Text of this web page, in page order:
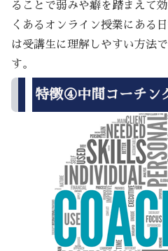
ることで弱みや癖を踏まえて
くあるオンライン授業にある
は受講生に理解しやすい方法
す。
特徴④中間コーチン